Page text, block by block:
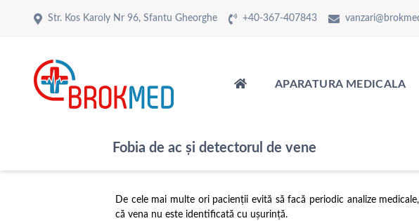
Str. Kos Karoly Nr 96, Sfantu Gheorghe +40-367-407843
APARATURA MEDICALA
Fobia de ac și detectorul de vene
De cele mai multe ori pacienții evită să facă periodic analize
că vena nu este identificată cu ușurință.